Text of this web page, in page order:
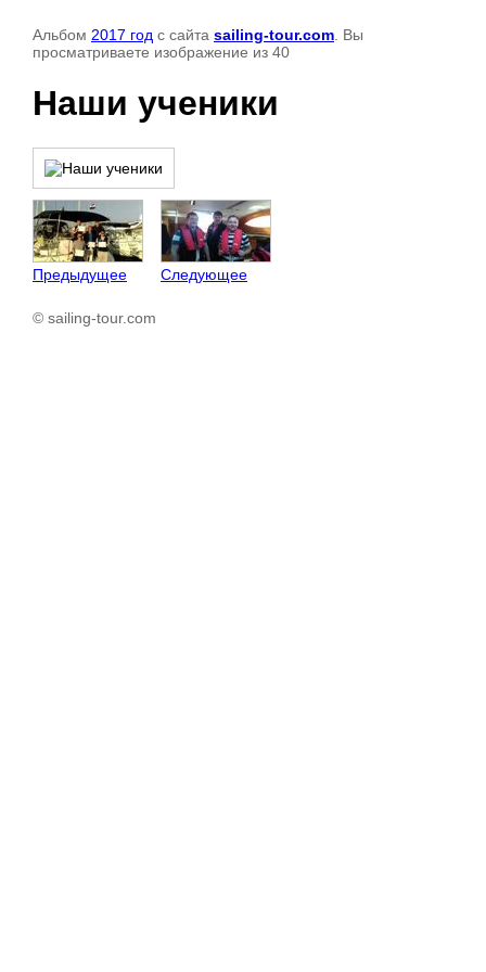
Альбом 2017 год с сайта sailing-tour.com . Вы
просматриваете изображение из 40
Наши ученики
Предыдущее Следующее
© sailing-tour.com